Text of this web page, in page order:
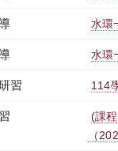
水環
水環
習 114
(課
（